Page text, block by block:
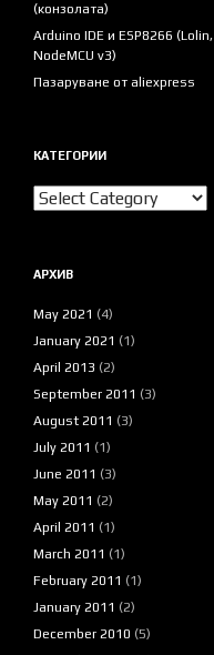
(конзолата)
Arduino IDE и ESP8266 (Lolin,
NodeMCU v3)
Пазаруване от aliexpress
КАТЕГОРИИ
Категории
АРХИВ
May 2021 (4)
January 2021 (1)
April 2013 (2)
September 2011 (3)
August 2011 (3)
July 2011 (1)
June 2011 (3)
May 2011 (2)
April 2011 (1)
March 2011 (1)
February 2011 (1)
January 2011 (2)
December 2010 (5)